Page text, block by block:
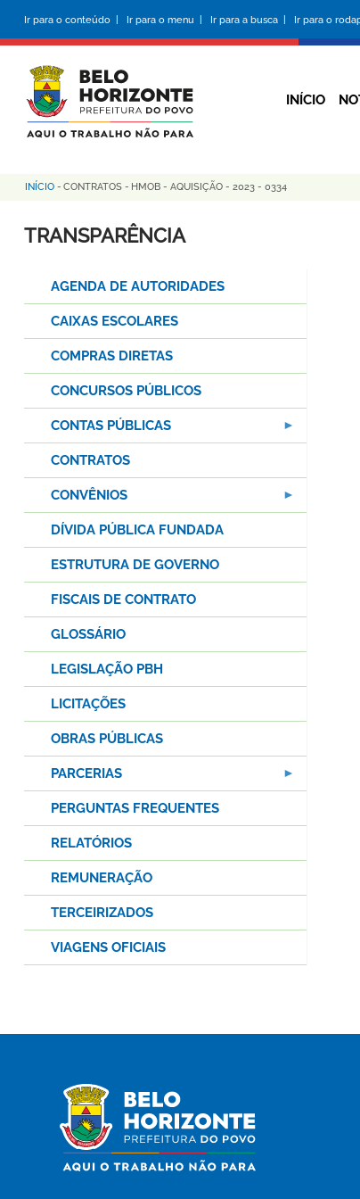
conteúdo
principal
Ir para o conteúdo | Ir para o menu | Ir para a busca | Ir para o
INÍCIO
Trilha
de
INÍCIO - CONTRATOS - HMOB - AQUISIÇÃO - 2023 - 0334
TRANSPARÊNCIA
AGENDA DE AUTORIDADES
CAIXAS ESCOLARES
COMPRAS DIRETAS
CONCURSOS PÚBLICOS
CONTAS PÚBLICAS
CONTRATOS
CONVÊNIOS
DÍVIDA PÚBLICA FUNDADA
ESTRUTURA DE GOVERNO
FISCAIS DE CONTRATO
GLOSSÁRIO
LEGISLAÇÃO PBH
LICITAÇÕES
OBRAS PÚBLICAS
PARCERIAS
PERGUNTAS FREQUENTES
RELATÓRIOS
REMUNERAÇÃO
TERCEIRIZADOS
VIAGENS OFICIAIS